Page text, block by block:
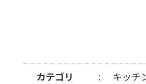
カテゴリ
キッチ